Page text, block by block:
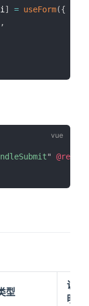
] = useForm({
,
" @reset
型
说
明